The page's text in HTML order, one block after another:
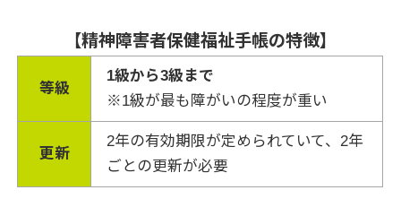
【精神障害者保健福祉手帳の特徴】
等級
1級から3級まで
※1級が最も障がいの程度が重い
更新
2年の有効期限が定められていて、2年
ごとの更新が必要